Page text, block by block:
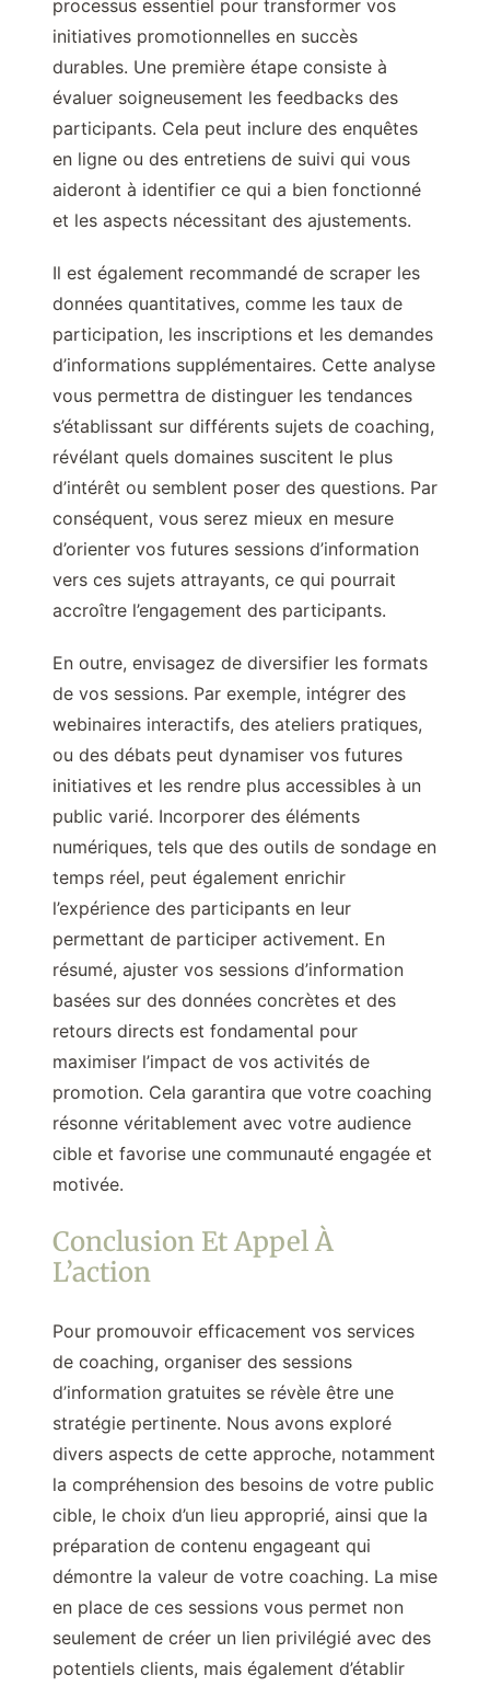
processus essentiel pour transformer vos
initiatives promotionnelles en succès
durables. Une première étape consiste à
évaluer soigneusement les feedbacks des
participants. Cela peut inclure des enquêtes
en ligne ou des entretiens de suivi qui vous
aideront à identifier ce qui a bien fonctionné
et les aspects nécessitant des ajustements.
Il est également recommandé de scraper les
données quantitatives, comme les taux de
participation, les inscriptions et les demandes
d’informations supplémentaires. Cette analyse
vous permettra de distinguer les tendances
s’établissant sur différents sujets de coaching,
révélant quels domaines suscitent le plus
d’intérêt ou semblent poser des questions. Par
conséquent, vous serez mieux en mesure
d’orienter vos futures sessions d’information
vers ces sujets attrayants, ce qui pourrait
accroître l’engagement des participants.
En outre, envisagez de diversifier les formats
de vos sessions. Par exemple, intégrer des
webinaires interactifs, des ateliers pratiques,
ou des débats peut dynamiser vos futures
initiatives et les rendre plus accessibles à un
public varié. Incorporer des éléments
numériques, tels que des outils de sondage en
temps réel, peut également enrichir
l’expérience des participants en leur
permettant de participer activement. En
résumé, ajuster vos sessions d’information
basées sur des données concrètes et des
retours directs est fondamental pour
maximiser l’impact de vos activités de
promotion. Cela garantira que votre coaching
résonne véritablement avec votre audience
cible et favorise une communauté engagée et
motivée.
Conclusion Et Appel À
L’action
Pour promouvoir efficacement vos services
de coaching, organiser des sessions
d’information gratuites se révèle être une
stratégie pertinente. Nous avons exploré
divers aspects de cette approche, notamment
la compréhension des besoins de votre public
cible, le choix d’un lieu approprié, ainsi que la
préparation de contenu engageant qui
démontre la valeur de votre coaching. La mise
en place de ces sessions vous permet non
seulement de créer un lien privilégié avec des
potentiels clients, mais également d’établir